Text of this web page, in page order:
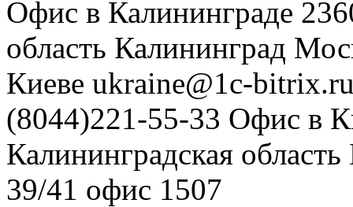
Офис в Калининграде
область Калининград
Киеве ukraine@1c-
(8044)221-55-33 Офис в
Калининградская область
39/41 офис 1507